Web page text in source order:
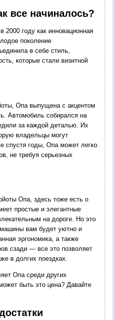
все начиналось?
2000 году как инновационная
поколение
в себе стиль,
которые стали визитной
Опа выпущена с акцентом
Автомобиль собирался на
за каждой деталью. Их
владельцы могут
спустя годы, Опа может легко
не требуя серьезных
Опа, здесь тоже есть о
простые и элегантные
на дороге. Но это
вам будет уютно и
эргономика, а также
сзади — все это позволяет
в долгих поездках.
Опа среди других
быть это цена? Давайте